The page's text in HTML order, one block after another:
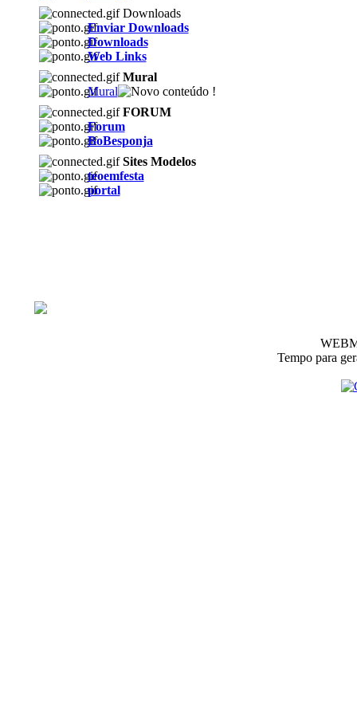
Downloads
Enviar Downloads
Downloads
Web Links
Mural
Mural
FORUM
Forum
BoBesponja
Sites Modelos
teoemfesta
portal
Tempo para